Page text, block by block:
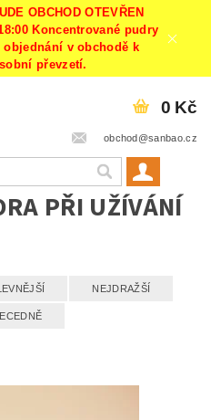
OBCHOD OTEVŘEN
Koncentrované pudry
v obchodě k
převzetí.
obchod@sanbao.cz
0 Kč
PŘI UŽÍVÁNÍ
NEJDRAŽŠÍ